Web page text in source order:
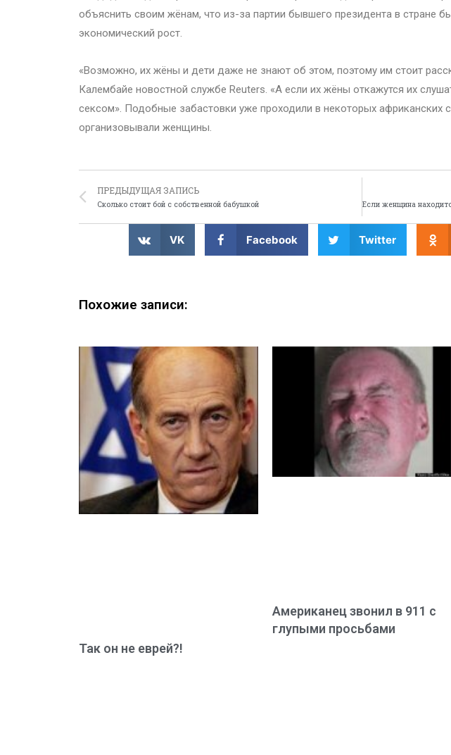
объяснить своим жёнам, что из-за партии бывшего президента в стране
экономический рост.
«Возможно, их жёны и дети даже не знают об этом, поэтому им стоит
Калембайе новостной службе Reuters. «А если их жёны откажутся их
сексом». Подобные забастовки уже проходили в некоторых африканских
организовывали женщины.
ПРЕДЫДУЩАЯ ЗАПИСЬ
Сколько стоит бой с собственной бабушкой
VK Facebook Twitter
Похожие записи:
Так он не еврей?!
Американец звонил в 911 с
глупыми просьбами